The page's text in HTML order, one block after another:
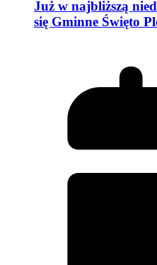
Już w najbliższą
się Gminne Święto